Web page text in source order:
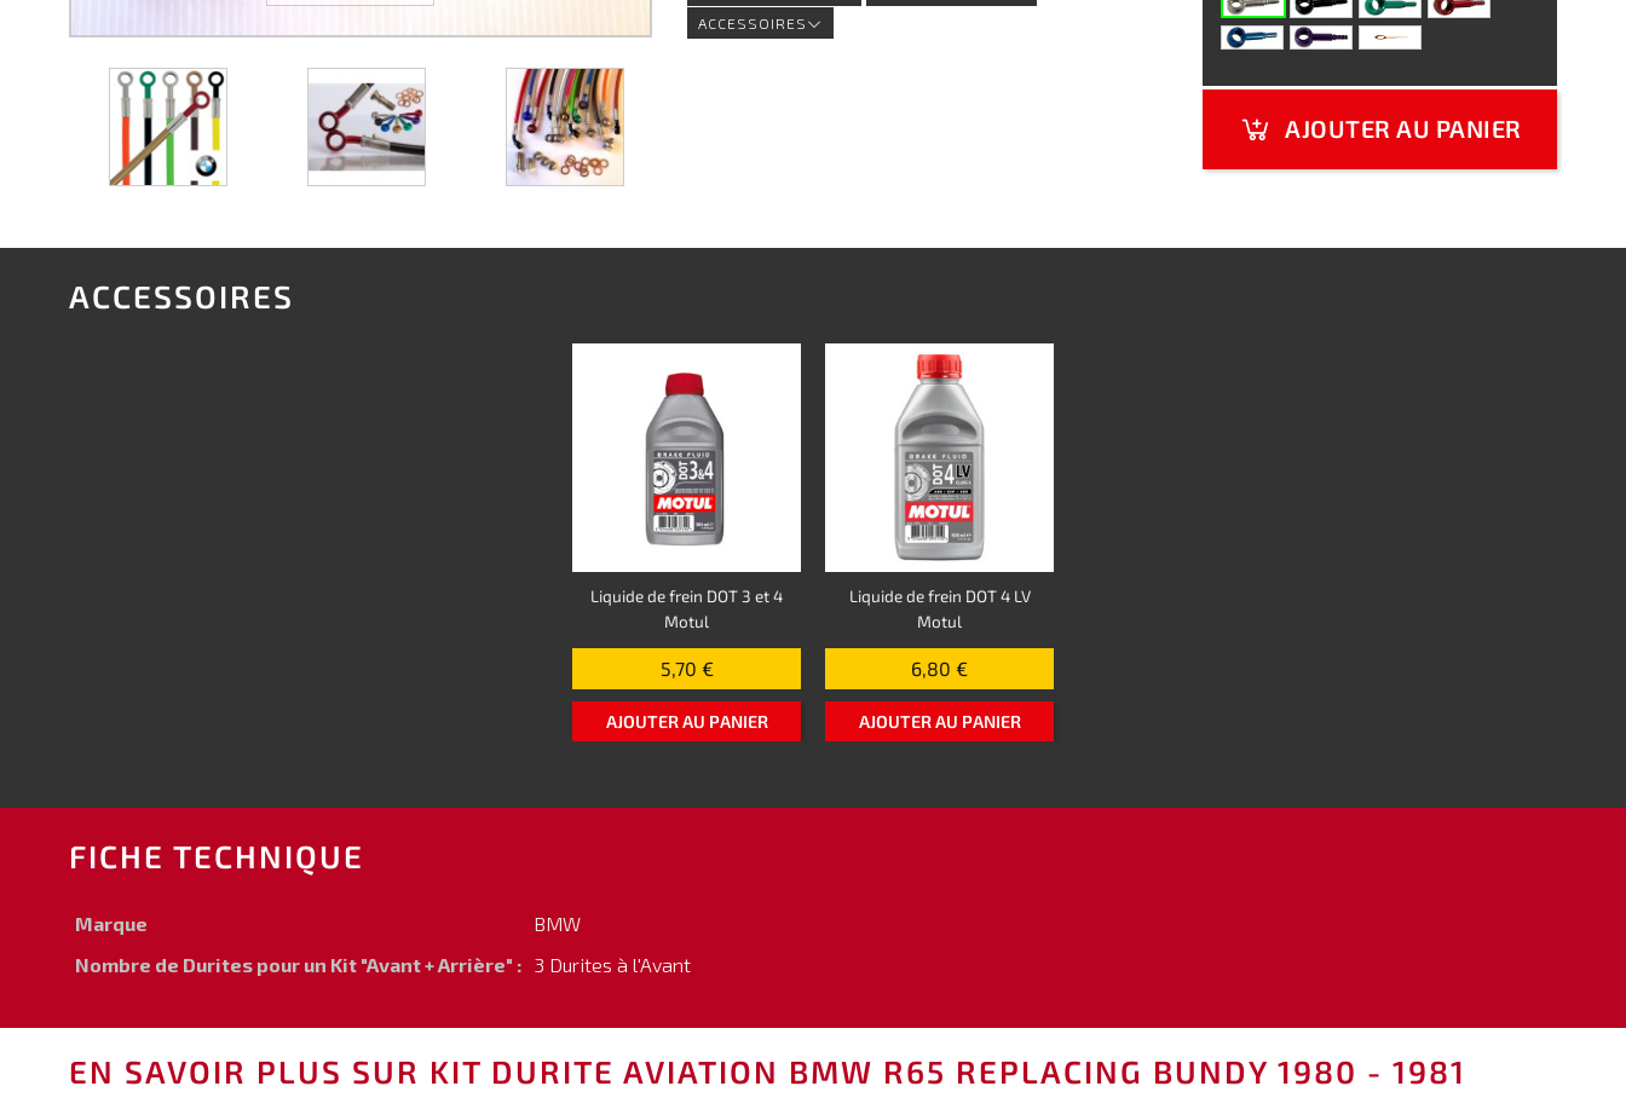
ACCESSOIRES
AJOUTER AU PANIER
ACCESSOIRES
Liquide de frein DOT 3 et 4
Motul
5,70 €
AJOUTER AU PANIER
Liquide de frein DOT 4 LV
Motul
6,80 €
AJOUTER AU PANIER
FICHE TECHNIQUE
Marque
BMW
Nombre de Durites pour un Kit "Avant + Arrière" : 3 Durites à l'Avant
EN SAVOIR PLUS SUR KIT DURITE AVIATION BMW R65 REPLACING BUNDY 1980 - 1981